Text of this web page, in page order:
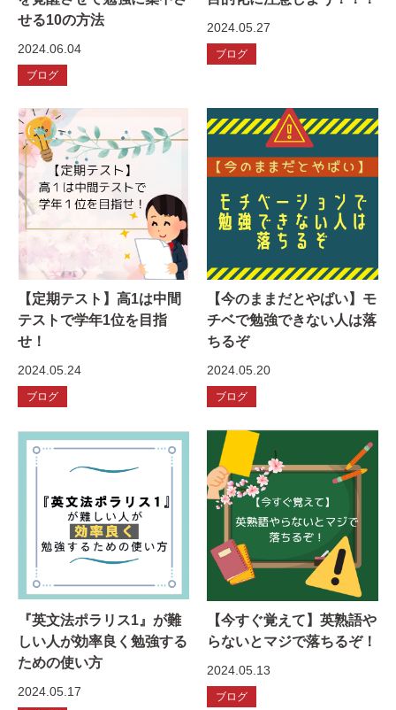
せる10の方法
2024.06.04
ブログ
2024.05.27
ブログ
【定期テスト】高1は中間
テストで学年1位を目指
せ！
2024.05.24
ブログ
【今のままだとやばい】モ
チベで勉強できない人は落
ちるぞ
2024.05.20
ブログ
『英文法ポラリス1』が難
しい人が効率良く勉強する
ための使い方
2024.05.17
【今すぐ覚えて】英熟語や
らないとマジで落ちるぞ！
2024.05.13
ブログ